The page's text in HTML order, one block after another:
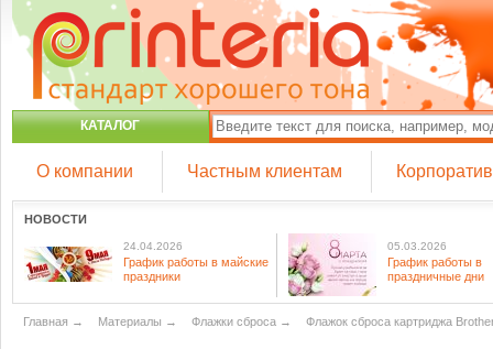
КАТАЛОГ
О компании Частным клиентам
НОВОСТИ
24.04.2026
График работы в майские
праздники
05.03.2026
График работы в
праздничные дни
Главная → Материалы → Флажки сброса → Флажок сброса картриджа